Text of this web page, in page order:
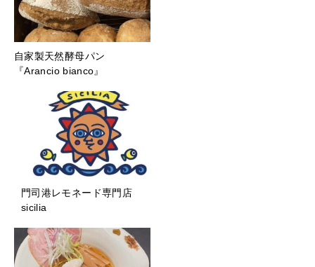
自家製天然酵母パン
『Arancio bianco』
門司港レモネード専門店
sicilia